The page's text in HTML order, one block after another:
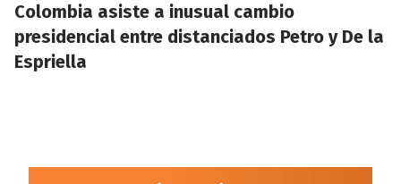
Colombia asiste a inusual cambio
presidencial entre distanciados Petro y De la
Espriella